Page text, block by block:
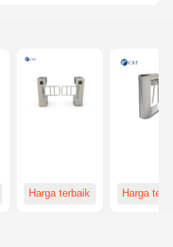
Harga terbaik Harga